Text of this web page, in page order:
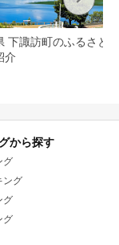
下諏訪町のふるさと
介
から探す
グ
ング
グ
グ